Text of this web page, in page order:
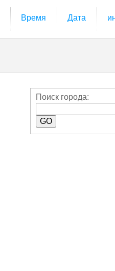
Время Дата
Поиск города: